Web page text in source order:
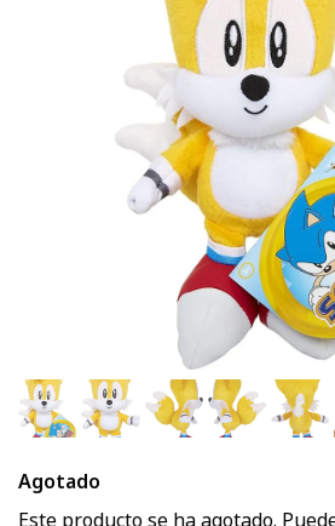
Agotado
Este producto se ha agotado.